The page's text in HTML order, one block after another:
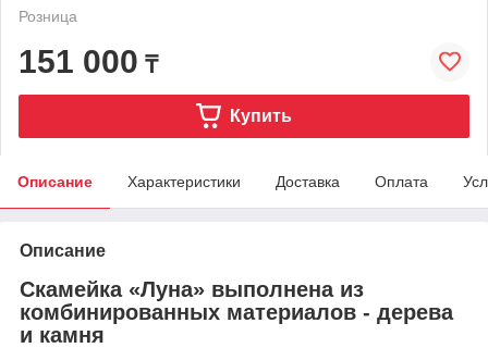
Розница
151 000 ₸
Купить
Описание Характеристики Доставка Оплата
Описание
Скамейка «Луна» выполнена из
комбинированных материалов - дерева
и камня